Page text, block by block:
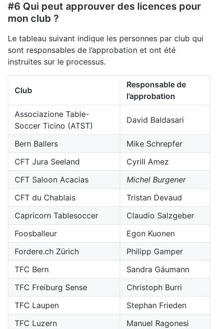
#6 Qui peut approuver des licences pour
mon club ?
Le tableau suivant indique les personnes par club qui
sont responsables de l’approbation et ont été
instruites sur le processus.
Club
Responsable de
l’approbation
Associazione Table-
Soccer Ticino (ATST)
David Baldasari
Bern Ballers
Mike Schrepfer
CFT Jura Seeland
Cyrill Amez
CFT Saloon Acacias
Michel Burgener
CFT du Chablais
Tristan Devaud
Capricorn Tablesoccer
Claudio Salzgeber
Foosballeur
Egon Kuonen
Fordere.ch Zürich
Philipp Gamper
TFC Bern
Sandra Gäumann
TFC Freiburg Sense
Christoph Burri
TFC Laupen
Stephan Frieden
TFC Luzern
Manuel Ragonesi